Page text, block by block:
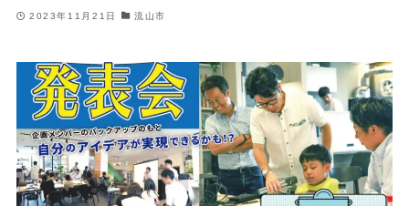
2023年11月21日 流山市